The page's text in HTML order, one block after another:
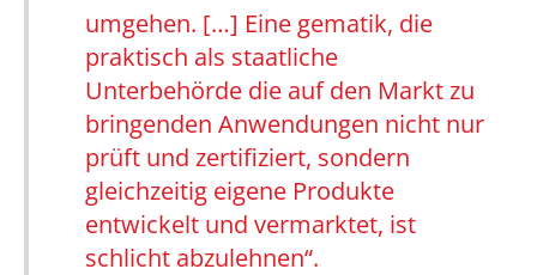
umgehen. […] Eine gematik, die
praktisch als staatliche
Unterbehörde die auf den Markt zu
bringenden Anwendungen nicht nur
prüft und zertifiziert, sondern
gleichzeitig eigene Produkte
entwickelt und vermarktet, ist
schlicht abzulehnen“.